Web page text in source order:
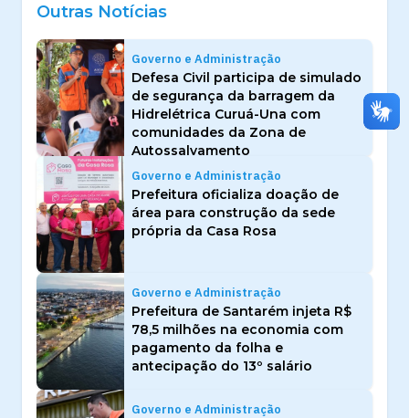
Outras Notícias
Governo e Administração
Defesa Civil participa de simulado
de segurança da barragem da
Hidrelétrica Curuá-Una com
comunidades da Zona de
Autossalvamento
Governo e Administração
Prefeitura oficializa doação de
área para construção da sede
própria da Casa Rosa
Governo e Administração
Prefeitura de Santarém injeta R$
78,5 milhões na economia com
pagamento da folha e
antecipação do 13º salário
Governo e Administração